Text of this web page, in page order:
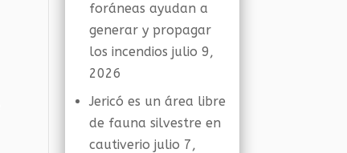
foráneas ayudan a
generar y propagar
los incendios julio 9,
2026
Jericó es un área libre
de fauna silvestre en
cautiverio julio 7,